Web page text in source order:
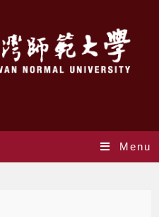
Menu